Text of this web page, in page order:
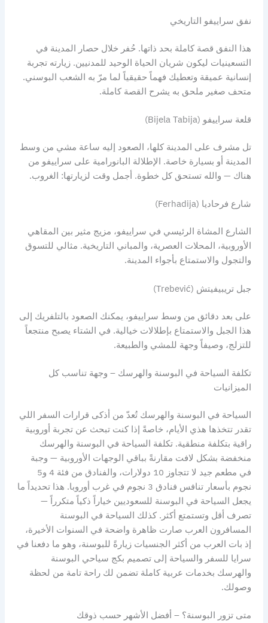
نفق سراييفو التاريخي
هذا النفق قصة كاملة بحد ذاتها. حُفر خلال حصار المدينة في
التسعينيات ليكون شريان الحياة الوحيد للمدنيين. زيارته تجربة
إنسانية عميقة وتعطيك فهماً حقيقياً لما مرّ به الشعب البوسني.
متحف صغير ملحق به يشرح القصة كاملة.
قلعة سراييفو (Bijela Tabija)
تل مشرف على المدينة كلها، الصعود إليه ساعة مشي من وسط
المدينة أو بسيارة خاصة. الإطلالة البانورامية على سراييفو من
هناك — والله تستحق كل خطوة. أجمل وقت لزيارتها: الغروب.
شارع فرحاديا (Ferhadija)
الشارع المشاة الرئيسي في سراييفو، مزيج مثير بين المقاهي
الأوروبية، المحلات العصرية، والمباني التاريخية. مثالي للتسوق
والتجول والاستمتاع بأجواء المدينة.
جبل تريبيفيتش (Trebević)
على بعد دقائق من وسط سراييفو، يمكنك الصعود بالتلفريك إلى
هذا الجبل والاستمتاع بإطلالات خيالية. في الشتاء يصبح منتجعاً
للتزلج، وصيفاً وجهة للمشي والطبيعة.
تكلفة السياحة في البوسنة والهرسك – وجهة تناسب كل
الميزانيات
السياحة في البوسنة والهرسك تُعدّ من أذكى قرارات السفر اللي
تقدر تتخذها هذي الأيام، خاصةً إذا كنت تبحث عن تجربة أوروبية
راقية بتكلفة منطقية. تكلفة السياحة في البوسنة والهرسك
منخفضة بشكل لافت مقارنةً بباقي الوجهات الأوروبية — وجبة
في مطعم جيد لا تتجاوز 10 دولارات، والفنادق من فئة 4 و5
نجوم بأسعار تنافس فنادق 3 نجوم في غرب أوروبا. هذا تحديداً ما
يجعل السياحة في البوسنة للسعوديين خياراً ذكياً متكرراً —
تصرف أقل وتستمتع أكثر. كذلك السياحة في البوسنة
المسافرون العرب صارت ظاهرة واضحة في السنوات الأخيرة،
إذ بات العرب من أكثر الجنسيات زيارةً للبوسنة، وهو ما دفعنا في
سرايا للسفر والسياحة إلى تصميم بكج سياحي البوسنة
والهرسك بخدمات عربية كاملة تضمن لك راحة تامة من لحظة
وصولك.
متى تزور البوسنة؟ – أفضل الأشهر حسب ذوقك